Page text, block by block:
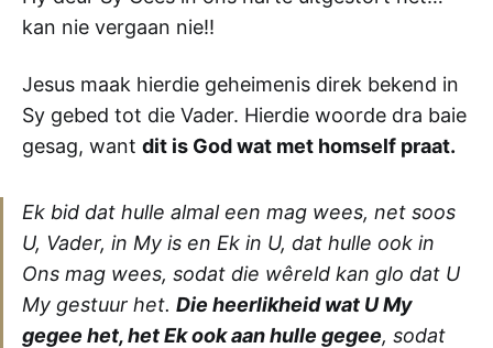
kan nie vergaan nie!!
Jesus maak hierdie geheimenis direk bekend in
Sy gebed tot die Vader. Hierdie woorde dra baie
gesag, want dit is God wat met homself praat.
Ek bid dat hulle almal een mag wees, net soos
U, Vader, in My is en Ek in U, dat hulle ook in
Ons mag wees, sodat die wêreld kan glo dat U
My gestuur het. Die heerlikheid wat U My
gegee het, het Ek ook aan hulle gegee, sodat